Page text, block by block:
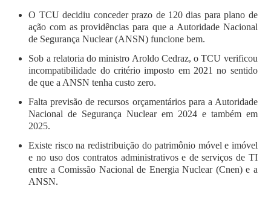
O TCU decidiu conceder prazo de 120 dias para plano de
ação com as providências para que a Autoridade Nacional
de Segurança Nuclear (ANSN) funcione bem.
Sob a relatoria do ministro Aroldo Cedraz, o TCU verificou
incompatibilidade do critério imposto em 2021 no sentido
de que a ANSN tenha custo zero.
Falta previsão de recursos orçamentários para a Autoridade
Nacional de Segurança Nuclear em 2024 e também em
2025.
Existe risco na redistribuição do patrimônio móvel e imóvel
e no uso dos contratos administrativos e de serviços de TI
entre a Comissão Nacional de Energia Nuclear (Cnen) e a
ANSN.